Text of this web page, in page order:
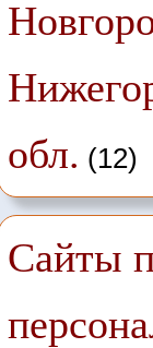
обл. (12)
Сайты